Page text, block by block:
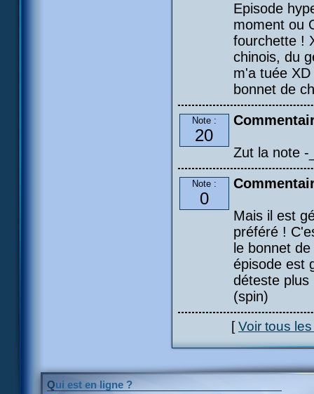
Episode
moment ou
fourchette !
chinois, du
m'a tuée
bonnet de
Note :
20
Zut la note -
Note :
0
Mais il est
préféré !
le bonnet
épisode est
déteste plus
(spin)
[Voir tous
Qui est en ligne ?